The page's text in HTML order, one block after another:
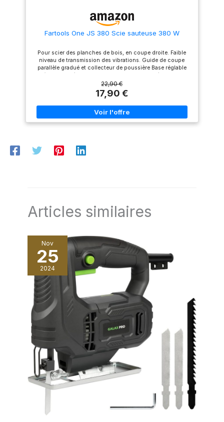
facilement et rapidement en
aucun outil. Interrupteur de
d'une coupe prolongée GUIDE
LASER & GUIDAGE PARALLÈLE:
La scie circulaire guidée au
parallèles pour guidage
largeur de coupe. Cordon
système de dépoussiérage
garde le lieu de travail propre
Fartools One JS 380 Scie sauteuse 380 W
Pour scier des planches de bois, en coupe droite. Faible
niveau de transmission des vibrations. Guide de coupe
parallèle gradué et collecteur de poussière Base réglable
45°/90° pour réaliser des coupes en biais. Livré avec lames
22,90 €
17,90 €
Articles similaires
Nov
25
2024